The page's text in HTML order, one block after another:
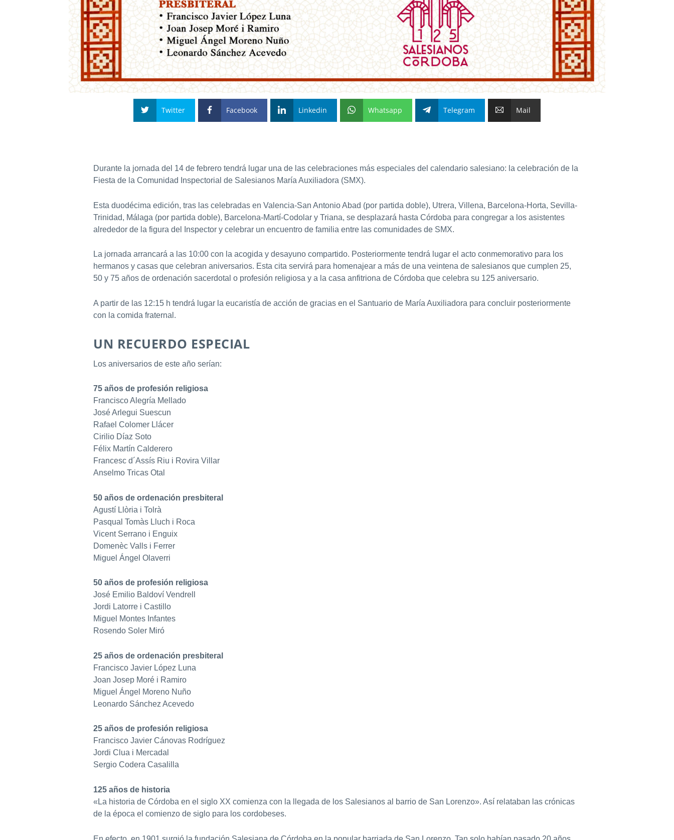
Twitter Facebook Linkedin Whatsapp Telegram Mail
Durante la jornada del 14 de febrero tendrá lugar una de las celebraciones más especiales del calendario salesiano: la celebración de la
Fiesta de la Comunidad Inspectorial de Salesianos María Auxiliadora (SMX).
Esta duodécima edición, tras las celebradas en Valencia-San Antonio Abad (por partida doble), Utrera, Villena, Barcelona-Horta, Sevilla-
Trinidad, Málaga (por partida doble), Barcelona-Martí-Codolar y Triana, se desplazará hasta Córdoba para congregar a los asistentes
alrededor de la figura del Inspector y celebrar un encuentro de familia entre las comunidades de SMX.
La jornada arrancará a las 10:00 con la acogida y desayuno compartido. Posteriormente tendrá lugar el acto conmemorativo para los
hermanos y casas que celebran aniversarios. Esta cita servirá para homenajear a más de una veintena de salesianos que cumplen 25,
50 y 75 años de ordenación sacerdotal o profesión religiosa y a la casa anfitriona de Córdoba que celebra su 125 aniversario.
A partir de las 12:15 h tendrá lugar la eucaristía de acción de gracias en el Santuario de María Auxiliadora para concluir posteriormente
con la comida fraternal.
UN RECUERDO ESPECIAL
Los aniversarios de este año serían:
75 años de profesión religiosa
Francisco Alegría Mellado
José Arlegui Suescun
Rafael Colomer Llácer
Cirilio Díaz Soto
Félix Martín Calderero
Francesc d´Assís Riu i Rovira Villar
Anselmo Tricas Otal
50 años de ordenación presbiteral
Agustí Llòria i Tolrà
Pasqual Tomàs Lluch i Roca
Vicent Serrano i Enguix
Domenèc Valls i Ferrer
Miguel Ángel Olaverri
50 años de profesión religiosa
José Emilio Baldoví Vendrell
Jordi Latorre i Castillo
Miguel Montes Infantes
Rosendo Soler Miró
25 años de ordenación presbiteral
Francisco Javier López Luna
Joan Josep Moré i Ramiro
Miguel Ángel Moreno Nuño
Leonardo Sánchez Acevedo
25 años de profesión religiosa
Francisco Javier Cánovas Rodríguez
Jordi Clua i Mercadal
Sergio Codera Casalilla
125 años de historia
«La historia de Córdoba en el siglo XX comienza con la llegada de los Salesianos al barrio de San Lorenzo». Así relataban las crónicas
de la época el comienzo de siglo para los cordobeses.